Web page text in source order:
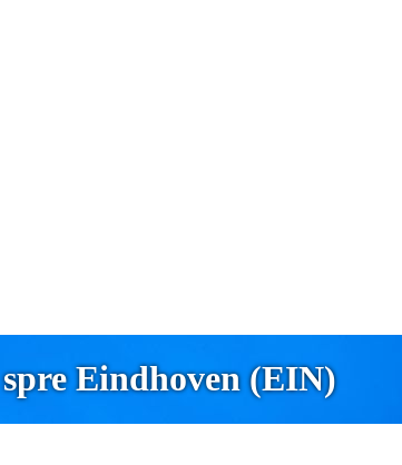
Eindhoven (EIN)